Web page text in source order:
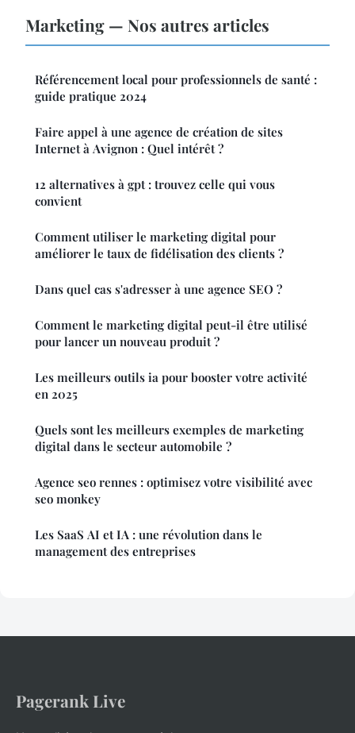
Marketing — Nos autres articles
Référencement local pour professionnels de santé :
guide pratique 2024
Faire appel à une agence de création de sites
Internet à Avignon : Quel intérêt ?
12 alternatives à gpt : trouvez celle qui vous
convient
Comment utiliser le marketing digital pour
améliorer le taux de fidélisation des clients ?
Dans quel cas s'adresser à une agence SEO ?
Comment le marketing digital peut-il être utilisé
pour lancer un nouveau produit ?
Les meilleurs outils ia pour booster votre activité
en 2025
Quels sont les meilleurs exemples de marketing
digital dans le secteur automobile ?
Agence seo rennes : optimisez votre visibilité avec
seo monkey
Les SaaS AI et IA : une révolution dans le
management des entreprises
Pagerank Live